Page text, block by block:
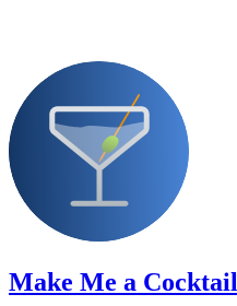
Make Me a Cocktail